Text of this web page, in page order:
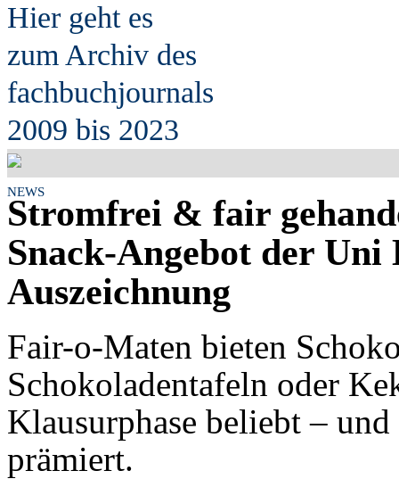
Hier geht es
zum Archiv des
fachbuchjournals
2009 bis 2023
NEWS
Stromfrei & fair
Snack-Angebot der
Auszeichnung
Fair-o-Maten bieten
Schokoladentafeln oder
Klausurphase beliebt –
prämiert.